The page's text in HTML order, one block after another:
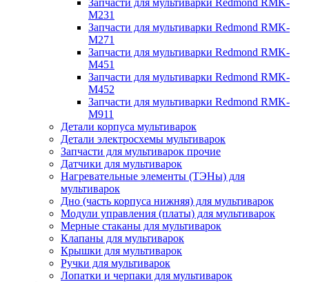
Запчасти для мультиварки Redmond RMK-
M231
Запчасти для мультиварки Redmond RMK-
M271
Запчасти для мультиварки Redmond RMK-
M451
Запчасти для мультиварки Redmond RMK-
M452
Запчасти для мультиварки Redmond RMK-
M911
Детали корпуса мультиварок
Детали электросхемы мультиварок
Запчасти для мультиварок прочие
Датчики для мультиварок
Нагревательные элементы (ТЭНы) для
мультиварок
Дно (часть корпуса нижняя) для мультиварок
Модули управления (платы) для мультиварок
Мерные стаканы для мультиварок
Клапаны для мультиварок
Крышки для мультиварок
Ручки для мультиварок
Лопатки и черпаки для мультиварок